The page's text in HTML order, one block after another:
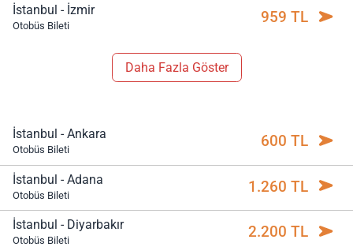
İstanbul - İzmir
Otobüs Bileti 959 TL
Daha Fazla Göster
İstanbul - Ankara
Otobüs Bileti 600 TL
İstanbul - Adana
Otobüs Bileti 1.260 TL
İstanbul - Diyarbakır
Otobüs Bileti 2.200 TL